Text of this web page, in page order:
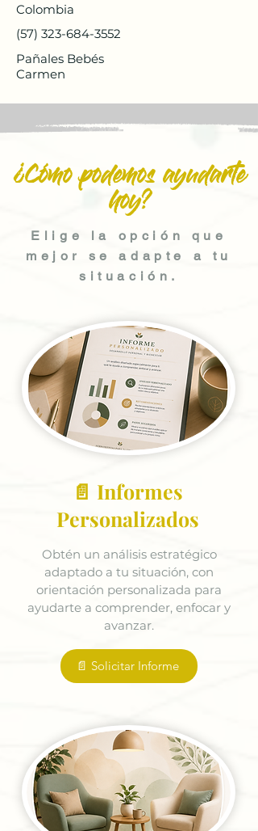
Colombia
(57) 323-684-3552
Pañales Bebés
Carmen
¿Cómo podemos ayudarte
hoy?
Elige la opción que
mejor se adapte a tu
situación.
📄 Informes
Personalizados
Obtén un análisis estratégico
adaptado a tu situación, con
orientación personalizada para
ayudarte a comprender, enfocar y
avanzar.
📄 Solicitar Informe